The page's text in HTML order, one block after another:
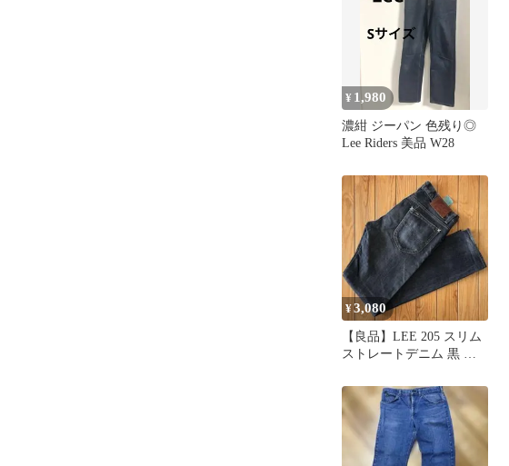
¥ 1,980
濃紺 ジーパン 色残り◎
Lee Riders 美品 W28
¥3,080
【良品】LEE 205 スリム
ストレートデニム 黒 日